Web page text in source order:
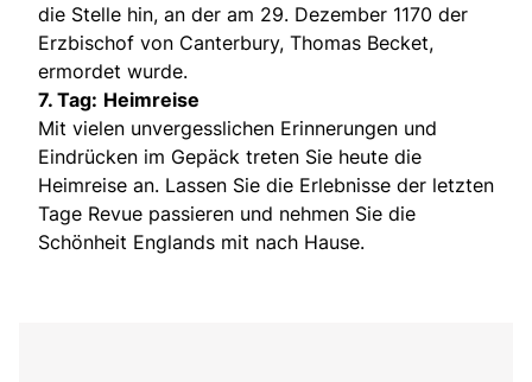
die Stelle hin, an der am 29. Dezember 1170 der
Erzbischof von Canterbury, Thomas Becket,
ermordet wurde.
7. Tag: Heimreise
Mit vielen unvergesslichen Erinnerungen und
Eindrücken im Gepäck treten Sie heute die
Heimreise an. Lassen Sie die Erlebnisse der letzten
Tage Revue passieren und nehmen Sie die
Schönheit Englands mit nach Hause.